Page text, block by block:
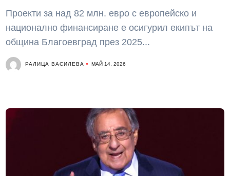
Проекти за над 82 млн. евро с европейско и
национално финансиране е осигурил екипът на
община Благоевград през 2025...
РАЛИЦА ВАСИЛЕВА МАЙ 14, 2026